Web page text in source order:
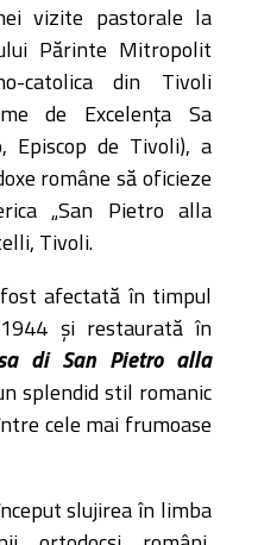
vizite pastorale la
Părinte Mitropolit
catolica din Tivoli
de Excelența Sa
Episcop de Tivoli), a
române să oficieze
„San Pietro alla
Tivoli.
afectată în timpul
și restaurată în
di San Pietro alla
splendid stil romanic
cele mai frumoase
slujirea în limba